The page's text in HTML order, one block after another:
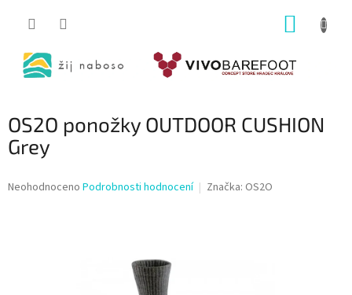
OS2O ponožky OUTDOOR CUSHION
Grey
Průměrné
Neohodnoceno Podrobnosti hodnocení Značka: OS2O